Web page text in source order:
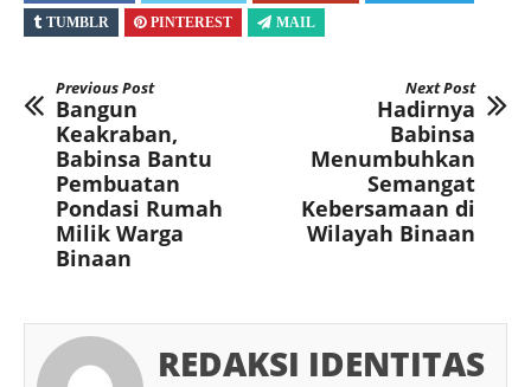
TUMBLR
PINTEREST MAIL
Previous Post
Bangun
Keakraban,
Babinsa Bantu
Pembuatan
Pondasi Rumah
Milik Warga
Binaan
Next Post
Hadirnya
Babinsa
Menumbuhkan
Semangat
Kebersamaan di
Wilayah Binaan
REDAKSI IDENTITAS